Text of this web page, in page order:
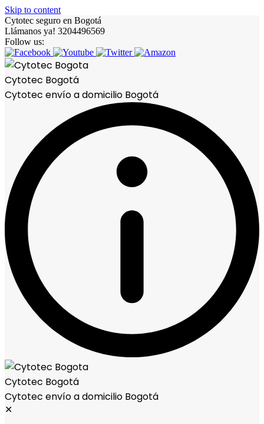
Skip to content
Cytotec seguro en Bogotá
Llámanos ya! 3204496569
Follow us:
Cytotec Bogotá
Cytotec envío a domicilio Bogotá
Cytotec Bogotá
Cytotec envío a domicilio Bogotá
✕